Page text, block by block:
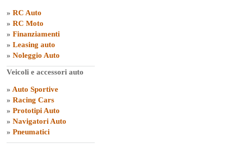
» RC Auto
» RC Moto
» Finanziamenti
» Leasing auto
» Noleggio Auto
Veicoli e accessori auto
» Auto Sportive
» Racing Cars
» Prototipi Auto
» Navigatori Auto
» Pneumatici